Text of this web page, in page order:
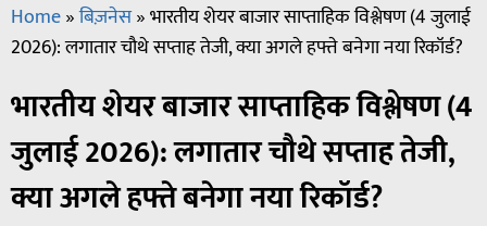
Home»बिज़नेस»भारतीय शेयर बाजार साप्ताहिक विश्लेषण (4 जुलाई
2026): लगातार चौथे सप्ताह तेजी, क्या अगले हफ्ते बनेगा नया रिकॉर्ड?
भारतीय शेयर बाजार साप्ताहिक विश्लेषण (4
जुलाई 2026): लगातार चौथे सप्ताह तेजी,
क्या अगले हफ्ते बनेगा नया रिकॉर्ड?